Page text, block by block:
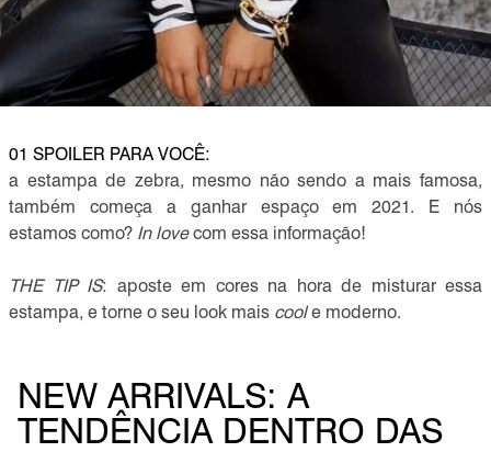
01 SPOILER PARA VOCÊ:
a estampa de zebra, mesmo não sendo a mais famosa,
também começa a ganhar espaço em 2021. E nós
estamos como? In lovecom essa informação!
THE TIP IS: aposte em cores na hora de misturar essa
estampa, e torne o seu look mais coole moderno.
NEW ARRIVALS: A
TENDÊNCIA DENTRO DAS